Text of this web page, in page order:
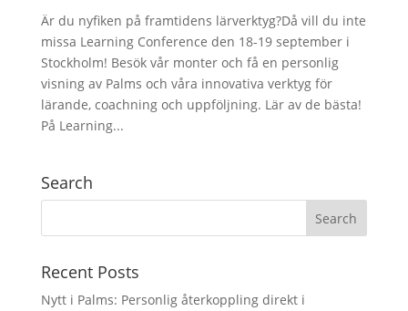
Är du nyfiken på framtidens lärverktyg?Då vill du inte
missa Learning Conference den 18-19 september i
Stockholm! Besök vår monter och få en personlig
visning av Palms och våra innovativa verktyg för
lärande, coachning och uppföljning. Lär av de bästa!
På Learning...
Search
Recent Posts
Nytt i Palms: Personlig återkoppling direkt i